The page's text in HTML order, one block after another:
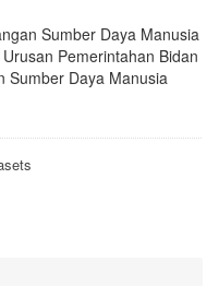
Sumber Daya Manusia
Pemerintahan Bidan
Sumber Daya Manusia